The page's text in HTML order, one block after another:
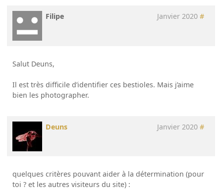
Filipe Janvier 2020 #
Salut Deuns,
Il est très difficile d’identifier ces bestioles. Mais j’aime
bien les photographer.
Deuns Janvier 2020 #
quelques critères pouvant aider à la détermination (pour
toi ? et les autres visiteurs du site) :